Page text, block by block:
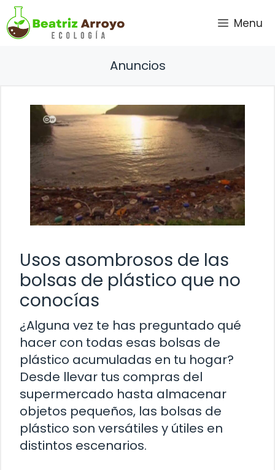
Saltar
al
contenido
Menu
Anuncios
Usos asombrosos de las
bolsas de plástico que no
conocías
¿Alguna vez te has preguntado qué
hacer con todas esas bolsas de
plástico acumuladas en tu hogar?
Desde llevar tus compras del
supermercado hasta almacenar
objetos pequeños, las bolsas de
plástico son versátiles y útiles en
distintos escenarios.